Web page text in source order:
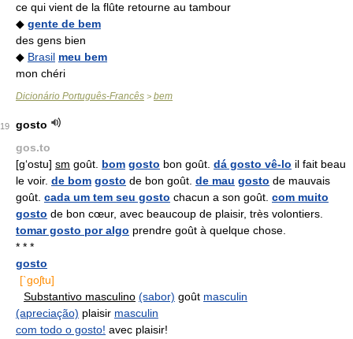
ce qui vient de la flûte retourne au tambour
◆ gente de bem
des gens bien
◆ Brasil meu bem
mon chéri
Dicionário Português-Francês > bem
19
gosto
gos.to
[g‘ostu] sm goût. bom gosto bon goût. dá gosto vê-lo il fait beau
le voir. de bom gosto de bon goût. de mau gosto de mauvais
goût. cada um tem seu gosto chacun a son goût. com muito
gosto de bon cœur, avec beaucoup de plaisir, très volontiers.
tomar gosto por algo prendre goût à quelque chose.
* * *
gosto
[`goʃtu]
Substantivo masculino (sabor) goût masculin
(apreciação) plaisir masculin
com todo o gosto! avec plaisir!